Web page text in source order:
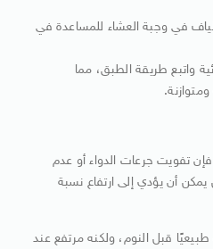
في وجبة العشاء للمساعدة في
واتبع طريقة الطبق، مما
تفويت جرعات الدواء أو عدم
يمكن أن يؤدي إلى ارتفاع نسبة
قبل النوم، ولكنه مرتفع عند